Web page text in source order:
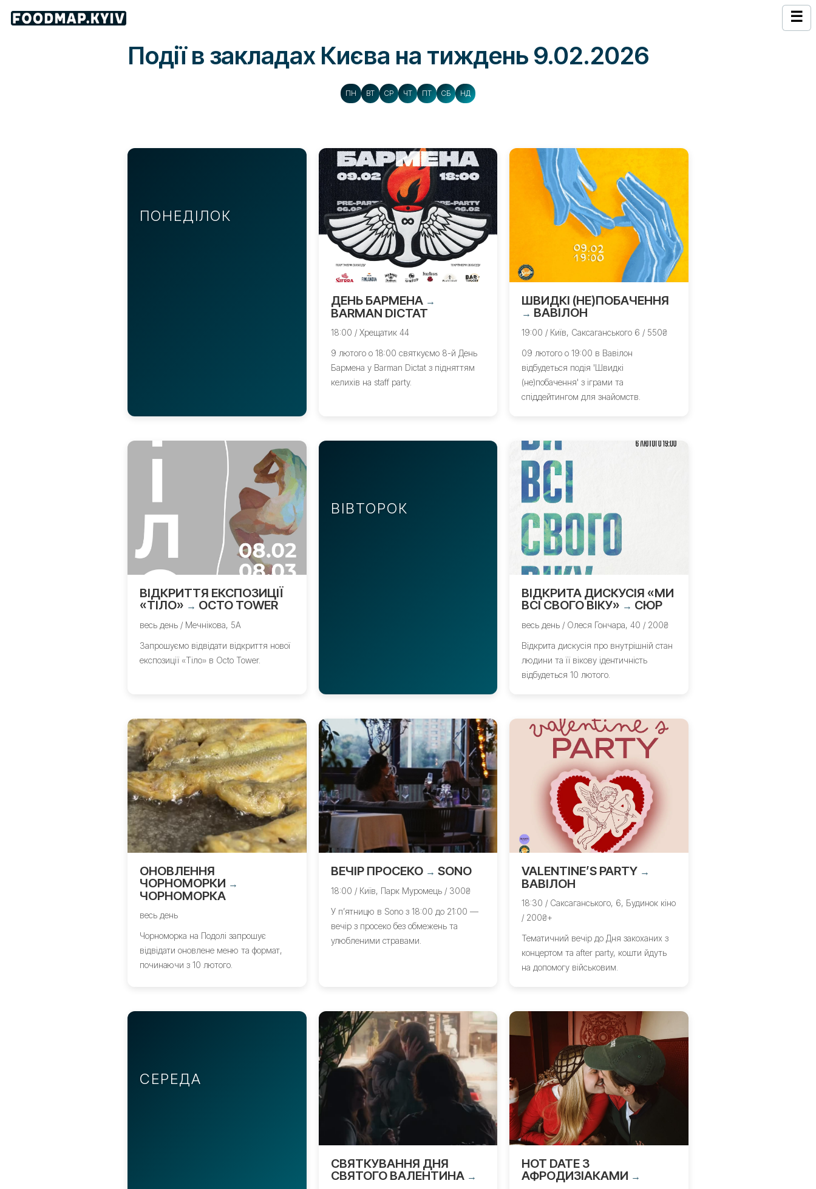
☰
Події в закладах Києва на тиждень 9.02.2026
ПН ВТ СР ЧТ ПТ СБ НД
ПОНЕДІЛОК
ДЕНЬ БАРМЕНА →
BARMAN DICTAT
18:00 / Хрещатик 44
9 лютого о 18:00 святкуємо 8-й День
Бармена у Barman Dictat з підняттям
келихів на staff party.
ШВИДКІ (НЕ)ПОБАЧЕННЯ
→ ВАВІЛОН
19:00 / Київ, Саксаганського 6 / 550₴
09 лютого о 19:00 в Вавілон
відбудеться подія 'Швидкі
(не)побачення' з іграми та
спіддейтингом для знайомств.
ВІДКРИТТЯ ЕКСПОЗИЦІЇ
«ТІЛО» → OCTO TOWER
весь день / Мечнікова, 5А
Запрошуємо відвідати відкриття нової
експозиції «Тіло» в Octo Tower.
ВІВТОРОК
ВІДКРИТА ДИСКУСІЯ «МИ
ВСІ СВОГО ВІКУ» → СЮР
весь день / Олеся Гончара, 40 / 200₴
Відкрита дискусія про внутрішній стан
людини та її вікову ідентичність
відбудеться 10 лютого.
ОНОВЛЕННЯ
ЧОРНОМОРКИ →
ЧОРНОМОРКА
весь день
Чорноморка на Подолі запрошує
відвідати оновлене меню та формат,
починаючи з 10 лютого.
ВЕЧІР ПРОСЕКО → SONO
18:00 / Київ, Парк Муромець / 300₴
У пʼятницю в Sono з 18:00 до 21:00 —
вечір з просеко без обмежень та
улюбленими стравами.
VALENTINE’S PARTY →
ВАВІЛОН
18:30 / Саксаганського, 6, Будинок кіно
/ 200₴+
Тематичний вечір до Дня закоханих з
концертом та after party, кошти йдуть
на допомогу військовим.
СЕРЕДА
СВЯТКУВАННЯ ДНЯ
СВЯТОГО ВАЛЕНТИНА →
HOT DATE З
АФРОДИЗІАКАМИ →